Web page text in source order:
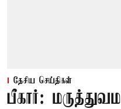
தேசிய செய்திகள்
பீகார்: